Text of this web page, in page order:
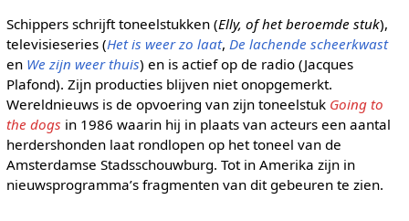
Schippers schrijft toneelstukken (Elly, of het beroemde stuk),
televisieseries (Het is weer zo laat, De lachende scheerkwast
en We zijn weer thuis) en is actief op de radio (Jacques
Plafond). Zijn producties blijven niet onopgemerkt.
Wereldnieuws is de opvoering van zijn toneelstuk Going to
the dogs in 1986 waarin hij in plaats van acteurs een aantal
herdershonden laat rondlopen op het toneel van de
Amsterdamse Stadsschouwburg. Tot in Amerika zijn in
nieuwsprogramma’s fragmenten van dit gebeuren te zien.